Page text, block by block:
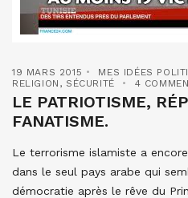
19 MARS 2015 MES IDÉES
RELIGION , SÉCURITÉ 4
LE PATRIOTISME,
FANATISME.
Le terrorisme islamiste a
dans le seul pays arabe qui
démocratie après le rêve du